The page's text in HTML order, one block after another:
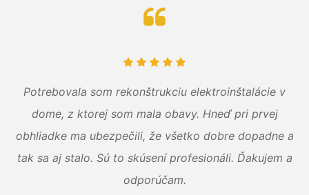
Potrebovala som rekonštrukciu elektroinštalácie v
dome, z ktorej som mala obavy. Hneď pri prvej
obhliadke ma ubezpečili, že všetko dobre dopadne a
tak sa aj stalo. Sú to skúsení profesionáli. Ďakujem a
odporúčam.